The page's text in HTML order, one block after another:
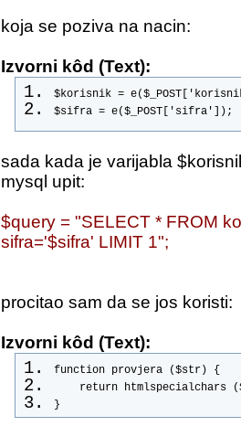
koja se poziva na nacin:
Izvorni kôd (Text):
$korisnik =
$sifra = e($_POST['sifra']);
sada kada je varijabla
mysql upit:
$query = "SELECT * FROM
sifra='$sifra' LIMIT 1";
procitao sam da se jos koristi:
Izvorni kôd (Text):
function provjera ($str) {
return htmlspecialchars
}